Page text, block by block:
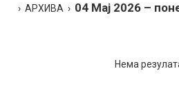
› АРХИВА › 04 Мај 2026 –
Нема